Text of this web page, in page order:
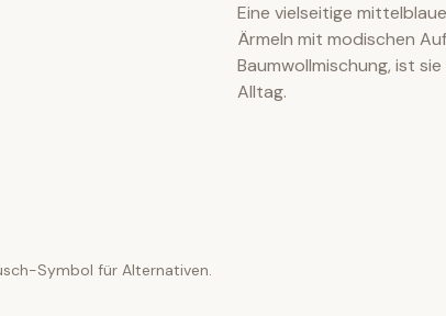
Eine vielseitige
Ärmeln mit modischen
Baumwollmischung, ist
Alltag.
Symbol für Alternativen.